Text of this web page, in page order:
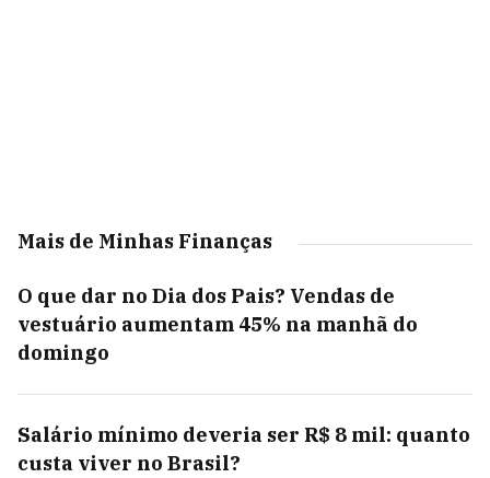
Mais de Minhas Finanças
O que dar no Dia dos Pais? Vendas de
vestuário aumentam 45% na manhã do
domingo
Salário mínimo deveria ser R$ 8 mil: quanto
custa viver no Brasil?